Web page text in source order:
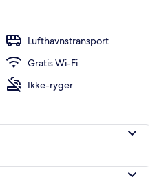
Lufthavnstransport
Gratis Wi-Fi
Ikke-ryger